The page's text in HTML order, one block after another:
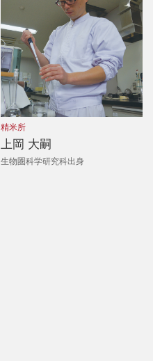
精米所
上岡 大嗣
生物圏科学研究科出身